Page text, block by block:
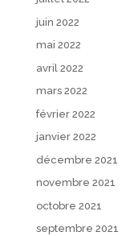
juin 2022
mai 2022
avril 2022
mars 2022
février 2022
janvier 2022
décembre 2021
novembre 2021
octobre 2021
septembre 2021